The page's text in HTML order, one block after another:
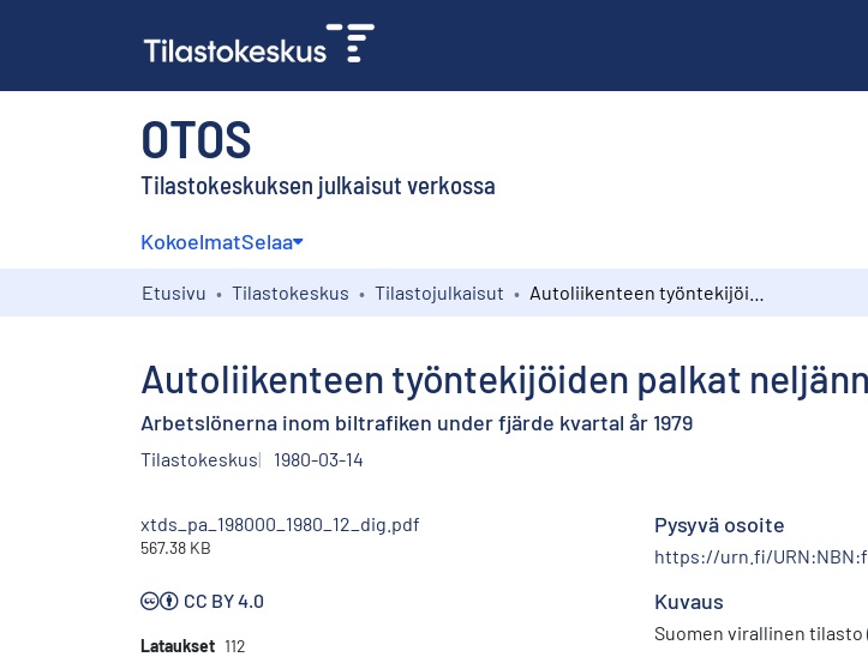
OTOS
Tilastokeskuksen julkaisut verkossa
KokoelmatSelaa
Etusivu Tilastokeskus Tilastojulkaisut
Autoliikenteen työntekijöiden palkat
Arbetslönerna inom biltrafiken under fjärde kvartal år 1979
Tilastokeskus 1980-03-14
xtds_pa_198000_1980_12_dig.pdf
567.38 KB
CC BY 4.0
Lataukset 112
Pysyvä osoite
https://urn.fi/
Kuvaus
Suomen virallinen tilasto